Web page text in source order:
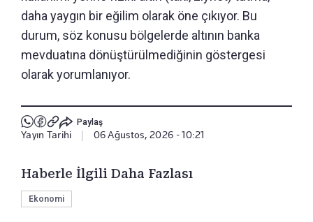
daha yaygın bir eğilim olarak öne çıkıyor. Bu
durum, söz konusu bölgelerde altının banka
mevduatına dönüştürülmediğinin göstergesi
olarak yorumlanıyor.
Paylaş
Yayın Tarihi | 06 Ağustos, 2026 - 10:21
Haberle İlgili Daha Fazlası
Ekonomi